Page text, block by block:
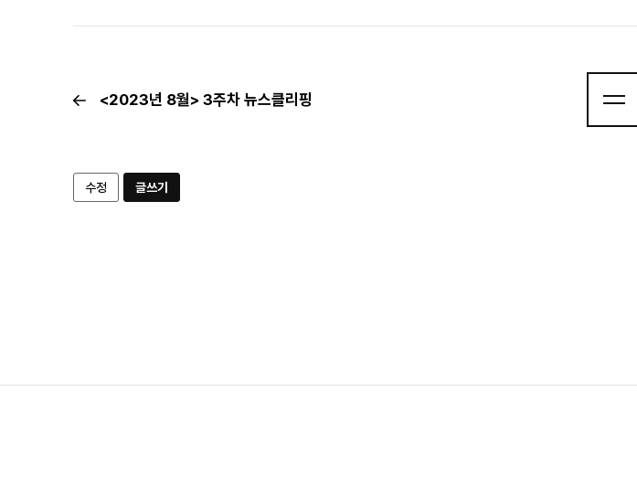
<2023년 8월> 3주차 뉴스클리핑
수정 글쓰기